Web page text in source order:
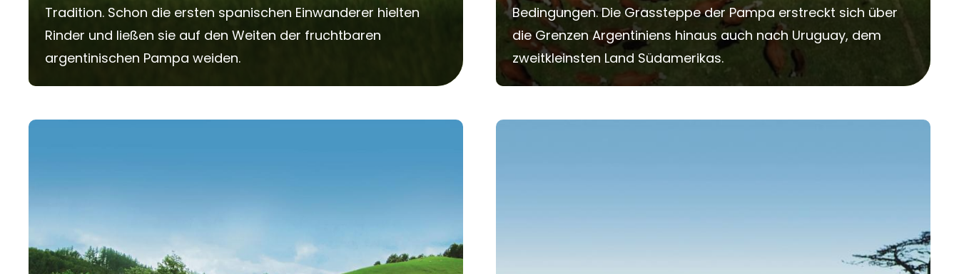
Tradition. Schon die ersten spanischen Einwanderer hielten
Rinder und ließen sie auf den Weiten der fruchtbaren
argentinischen Pampa weiden.
Bedingungen. Die Grassteppe der Pampa erstreckt sich über
die Grenzen Argentiniens hinaus auch nach Uruguay, dem
zweitkleinsten Land Südamerikas.